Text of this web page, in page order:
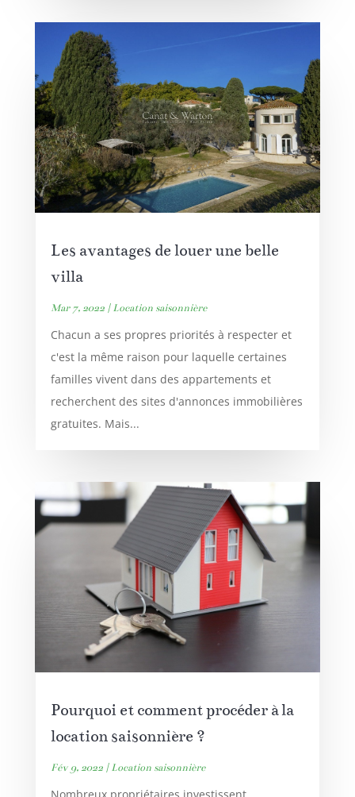
Les avantages de louer une belle
villa
Mar 7, 2022|Location saisonnière
Chacun a ses propres priorités à respecter et
c'est la même raison pour laquelle certaines
familles vivent dans des appartements et
recherchent des sites d'annonces immobilières
gratuites. Mais...
Pourquoi et comment procéder à la
location saisonnière ?
Fév 9, 2022|Location saisonnière